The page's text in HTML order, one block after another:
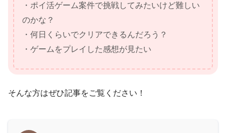
・ポイ活ゲーム案件で挑戦してみたいけど難しい
のかな？
・何日くらいでクリアできるんだろう？
・ゲームをプレイした感想が見たい
そんな方はぜひ記事をご覧ください！